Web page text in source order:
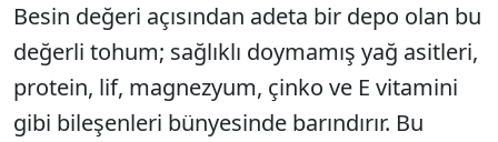
Besin değeri açısından adeta bir depo olan bu
değerli tohum; sağlıklı doymamış yağ asitleri,
protein, lif, magnezyum, çinko ve E vitamini
gibi bileşenleri bünyesinde barındırır. Bu